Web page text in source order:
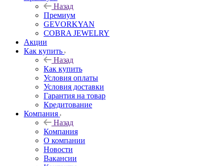
Назад
Премиум
GEVORKYAN
COBRA JEWELRY
Акции
Как купить
Назад
Как купить
Условия оплаты
Условия доставки
Гарантия на товар
Кредитование
Компания
Назад
Компания
О компании
Новости
Вакансии